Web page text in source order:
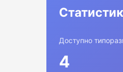
Доступно
4